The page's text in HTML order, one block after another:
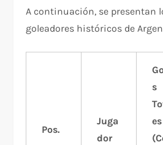
A continuación, se presentan
goleadores históricos de
Pos.
Juga
dor
s
es